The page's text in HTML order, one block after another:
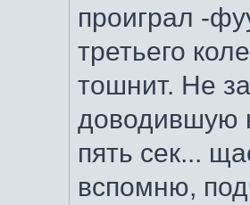
проиграл -
третьего
тошнит. Не
доводившую
пять сек...
вспомню,